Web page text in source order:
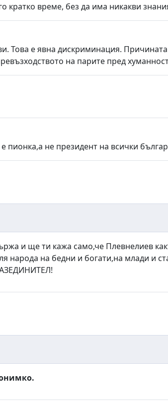
кратко време, без да има никакви
Това е явна дискриминация.
на парите пред
пионка,а не президент на всички
и ще ти кажа само,че Плевнелиев
народа на бедни и богати,на млади и